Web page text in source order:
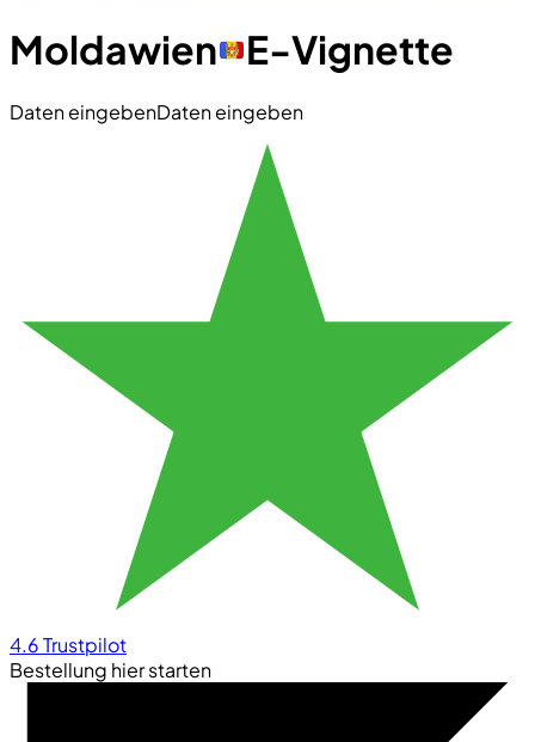
Moldawien E-Vignette
Daten eingebenDaten eingeben
4.6Trustpilot
Bestellung hier starten